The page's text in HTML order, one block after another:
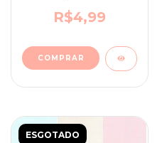
R$4,99
ESGOTADO